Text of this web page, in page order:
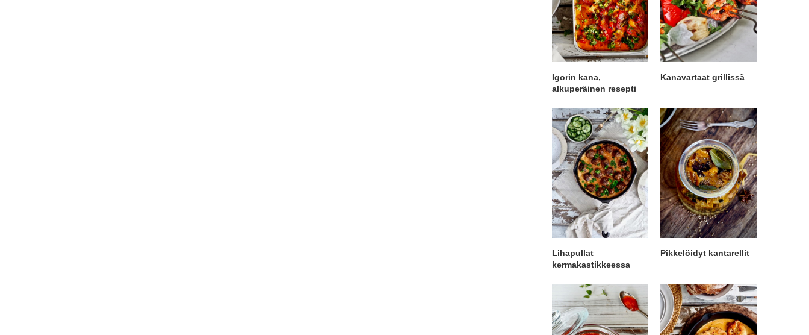
Igorin kana,
alkuperäinen resepti
Kanavartaat grillissä
Lihapullat
kermakastikkeessa
Pikkelöidyt kantarellit